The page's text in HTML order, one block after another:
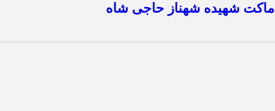
ماکت شهیده شهناز حاجی شاه